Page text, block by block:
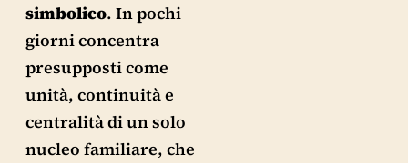
simbolico. In pochi
giorni concentra
presupposti come
unità, continuità e
centralità di un solo
nucleo familiare, che